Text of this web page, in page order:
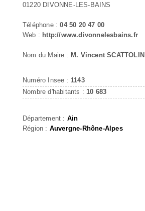
01220 DIVONNE-LES-BAINS
Téléphone :04 50 20 47 00
Web : http://www.divonnelesbains.fr
Nom du Maire : M. Vincent SCATTOLIN
Numéro Insee : 1143
Nombre d'habitants : 10 683
Département : Ain
Région : Auvergne-Rhône-Alpes